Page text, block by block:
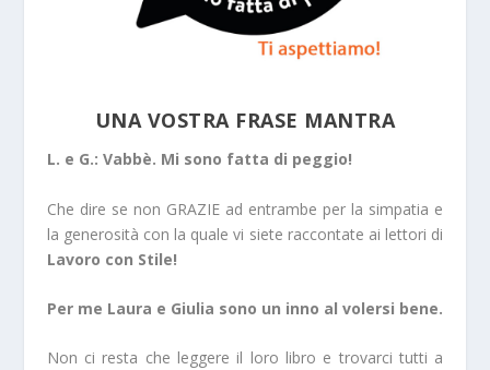
UNA VOSTRA FRASE MANTRA
L. e G.: Vabbè. Mi sono fatta di peggio!
Che dire se non GRAZIE ad entrambe per la simpatia e
la generosità con la quale vi siete raccontate ai lettori di
Lavoro con Stile!
Per me Laura e Giulia sono un inno al volersi bene.
Non ci resta che leggere il loro libro e trovarci tutti a